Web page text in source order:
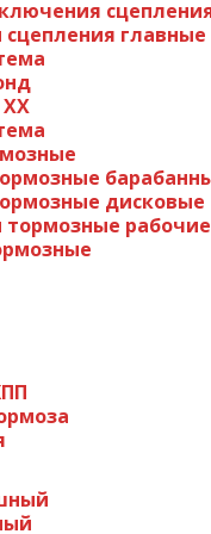
главные
ХХ
дисковые
рабочие